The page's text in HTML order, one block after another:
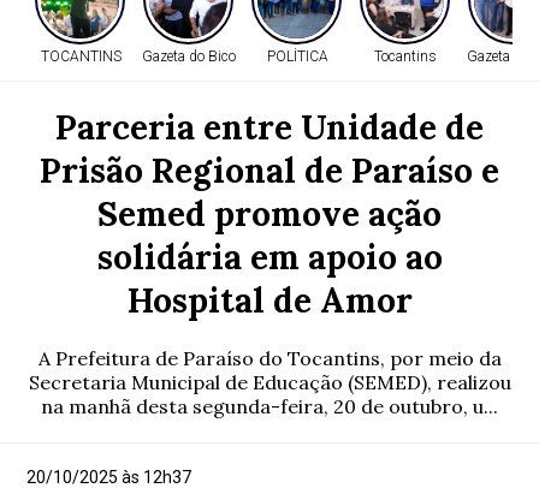
TOCANTINS Gazeta do Bico POLÍTICA Tocantins Gazeta do
Parceria entre Unidade de
Prisão Regional de Paraíso e
Semed promove ação
solidária em apoio ao
Hospital de Amor
A Prefeitura de Paraíso do Tocantins, por meio da
Secretaria Municipal de Educação (SEMED), realizou
na manhã desta segunda-feira, 20 de outubro, u...
20/10/2025 às 12h37